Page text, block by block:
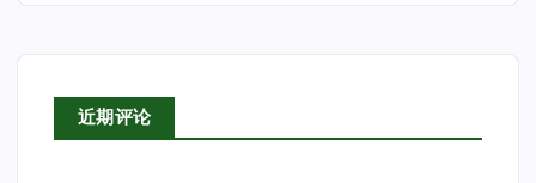
近期评论